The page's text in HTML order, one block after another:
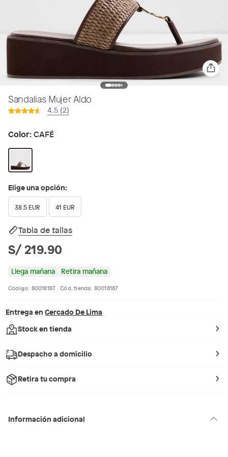
Sandalias Mujer Aldo
4.5 (2)
Color:CAFÉ
Elige una opción:
38.5 EUR 41 EUR
Tabla de tallas
S/ 219.90
Llega mañana Retira mañana
Código: 80018187 Cód. tienda: 80018187
Entrega en Cercado De Lima
Stock en tienda
Despacho a domicilio
Retira tu compra
Información adicional